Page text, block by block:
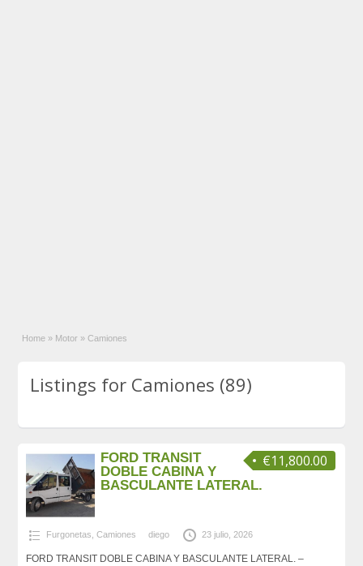
Home » Motor » Camiones
Listings for Camiones (89)
€11,800.00
FORD TRANSIT
DOBLE CABINA Y
BASCULANTE LATERAL.
Furgonetas Camiones diego 23 julio, 2026
FORD TRANSIT DOBLE CABINA Y BASCULANTE LATERAL. –